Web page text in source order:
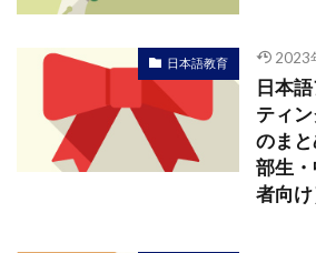
日本語教育 2023
日本
ティ
のま
部生
者向け